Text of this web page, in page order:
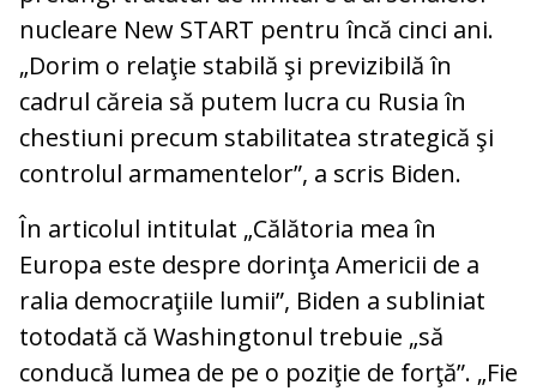
nucleare New START pentru încă cinci ani.
„Dorim o relaţie stabilă şi previzibilă în
cadrul căreia să putem lucra cu Rusia în
chestiuni precum stabilitatea strategică şi
controlul armamentelor”, a scris Biden.
În articolul intitulat „Călătoria mea în
Europa este despre dorinţa Americii de a
ralia democraţiile lumii”, Biden a subliniat
totodată că Washingtonul trebuie „să
conducă lumea de pe o poziţie de forţă”. „Fie